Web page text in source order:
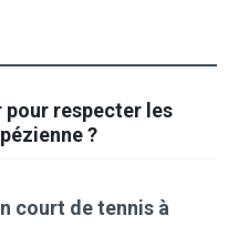
respecter les
?
court de tennis à